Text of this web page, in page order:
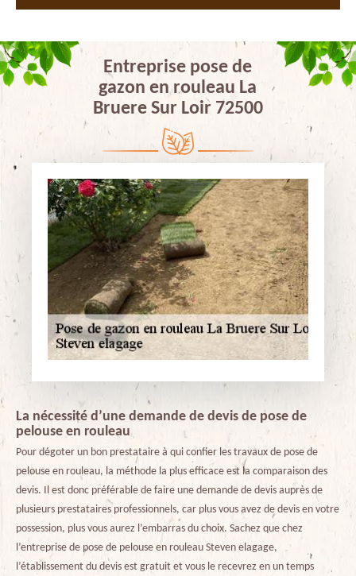
Entreprise pose de
gazon en rouleau La
Bruere Sur Loir 72500
La nécessité d’une demande de devis de pose de
pelouse en rouleau
Pour dégoter un bon prestataire à qui confier les travaux de pose de
pelouse en rouleau, la méthode la plus efficace est la comparaison des
devis. Il est donc préférable de faire une demande de devis auprès de
plusieurs prestataires professionnels, car plus vous avez de devis en votre
possession, plus vous aurez l’embarras du choix. Sachez que chez
l’entreprise de pose de pelouse en rouleau Steven elagage,
l’établissement du devis est gratuit et vous le recevrez en un temps